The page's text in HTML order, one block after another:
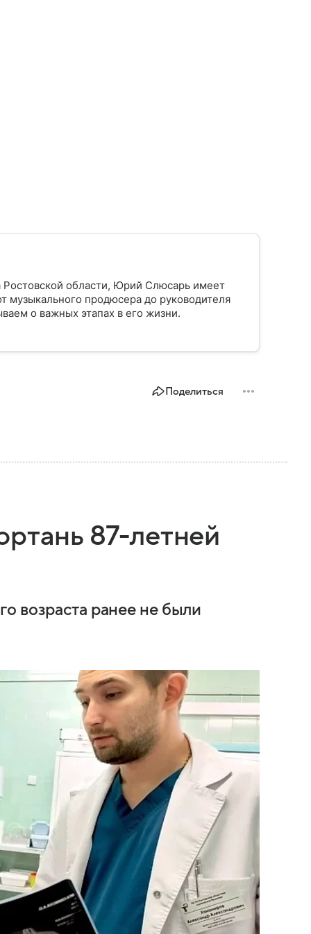
Ростовской области, Юрий Слюсарь имеет
музыкального продюсера до руководителя
о важных этапах в его жизни.
Поделиться
87-летней
возраста ранее не были